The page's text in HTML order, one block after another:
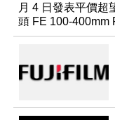
月 4 日發表平價超
頭 FE 100-400mm